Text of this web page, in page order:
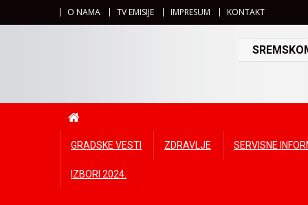
O NAMA TV EMISIJE IMPRESUM KONTAKT
GRADSKE VESTI ZDRAVLJE SERVISNE
IZBORI 2024.